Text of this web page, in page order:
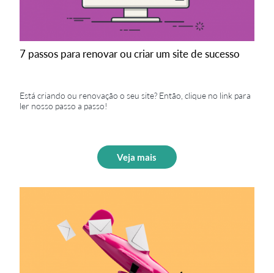
7 passos para renovar ou criar um site de sucesso
Está criando ou renovação o seu site? Então, clique no link para
ler nosso passo a passo!
Veja mais